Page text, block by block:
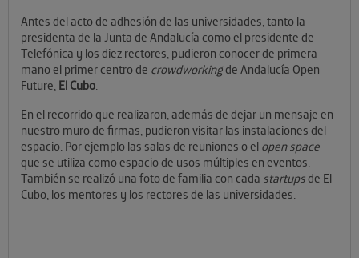
Antes del acto de adhesión de las universidades, tanto la
presidenta de la Junta de Andalucía como el presidente de
Telefónica y los diez rectores, pudieron conocer de primera
mano el primer centro de crowdworkingde Andalucía Open
Future, El Cubo.
En el recorrido que realizaron, además de dejar un mensaje en
nuestro muro de firmas, pudieron visitar las instalaciones del
espacio. Por ejemplo las salas de reuniones o el open space
que se utiliza como espacio de usos múltiples en eventos.
También se realizó una foto de familia con cada startupsde El
Cubo, los mentores y los rectores de las universidades.